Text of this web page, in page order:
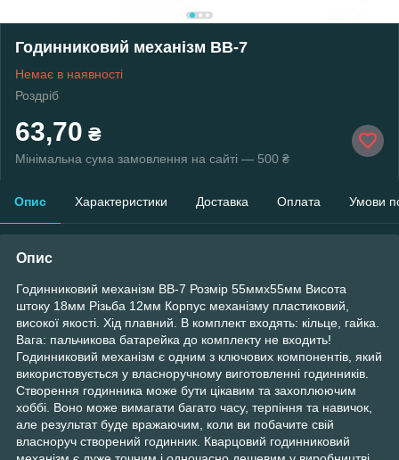
Годинниковий механізм BB-7
Немає в наявності
Роздріб
63,70 ₴
Мінімальна сума замовлення на сайті — 500 ₴
Опис Характеристики Доставка Оплата Умови
Опис
Годинниковий механізм BB-7 Розмір 55ммх55мм Висота
штоку 18мм Різьба 12мм Корпус механізму пластиковий,
високої якості. Хід плавний. В комплект входять: кільце, гайка.
Вага: пальчикова батарейка до комплекту не входить!
Годинниковий механізм є одним з ключових компонентів, який
використовується у власноручному виготовленні годинників.
Створення годинника може бути цікавим та захоплюючим
хоббі. Воно може вимагати багато часу, терпіння та навичок,
але результат буде вражаючим, коли ви побачите свій
власноруч створений годинник. Кварцовий годинниковий